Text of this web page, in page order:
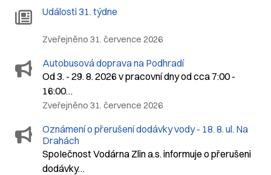
Události 31. týdne
Zveřejněno 31. července 2026
Autobusová doprava na Podhradí
Od 3. - 29. 8. 2026 v pracovní dny od cca 7:00 -
16:00…
Zveřejněno 31. července 2026
Oznámení o přerušení dodávky vody - 18. 8. ul. Na
Drahách
SpoIečnost Vodárna Zlin a.s. informuje o přerušeni
dodávky…